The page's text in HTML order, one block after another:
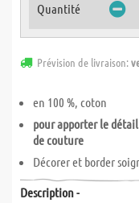
Quantité
Prévision de livraison:
en 100 %, coton
pour apporter le
de couture
Décorer et border
Description -